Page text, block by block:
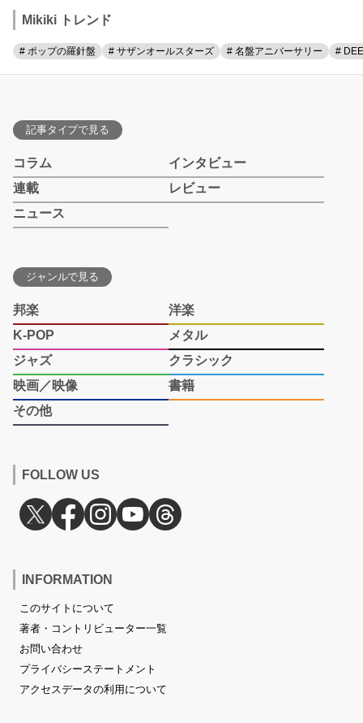
Mikiki トレンド
# ポップの羅針盤 # サザンオールスターズ # 名盤アニバーサリー #
記事タイプで見る
コラム
インタビュー
連載
レビュー
ニュース
ジャンルで見る
邦楽
洋楽
K-POP
メタル
ジャズ
クラシック
映画／映像
書籍
その他
FOLLOW US
INFORMATION
このサイトについて
著者・コントリビューター一覧
お問い合わせ
プライバシーステートメント
アクセスデータの利用について